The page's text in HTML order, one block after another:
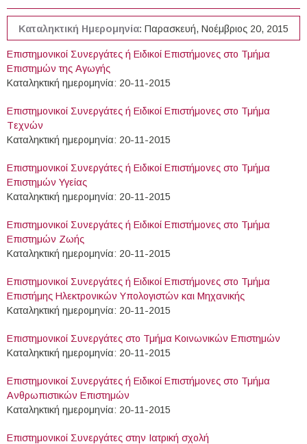
Καταληκτική Ημερομηνία: Παρασκευή, Νοέμβριος 20, 2015
Επιστημονικοί Συνεργάτες ή Ειδικοί Επιστήμονες στο Τμήμα
Επιστημών της Αγωγής
Καταληκτική ημερομηνία: 20-11-2015
Επιστημονικοί Συνεργάτες ή Ειδικοί Επιστήμονες στο Τμήμα
Tεχνών
Καταληκτική ημερομηνία: 20-11-2015
Επιστημονικοί Συνεργάτες ή Ειδικοί Επιστήμονες στο Τμήμα
Eπιστημών Υγείας
Καταληκτική ημερομηνία: 20-11-2015
Επιστημονικοί Συνεργάτες ή Ειδικοί Επιστήμονες στο Τμήμα
Eπιστημών Ζωής
Καταληκτική ημερομηνία: 20-11-2015
Επιστημονικοί Συνεργάτες ή Ειδικοί Επιστήμονες στο Τμήμα
Επιστήμης Ηλεκτρονικών Υπολογιστών και Μηχανικής
Καταληκτική ημερομηνία: 20-11-2015
Επιστημονικοί Συνεργάτες στο Τμήμα Κοινωνικών Επιστημών
Καταληκτική ημερομηνία: 20-11-2015
Επιστημονικοί Συνεργάτες ή Ειδικοί Επιστήμονες στο Τμήμα
Ανθρωπιστικών Επιστημών
Καταληκτική ημερομηνία: 20-11-2015
Επιστημονικοί Συνεργάτες στην Ιατρική σχολή